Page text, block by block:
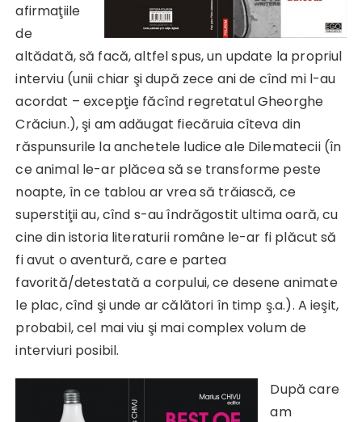
afirmaţiile
de
altădată, să facă, altfel spus, un update la propriul
interviu (unii chiar şi după zece ani de cînd mi l-au
acordat – excepţie făcînd regretatul Gheorghe
Crăciun.), şi am adăugat fiecăruia cîteva din
răspunsurile la anchetele ludice ale Dilematecii (în
ce animal le-ar plăcea să se transforme peste
noapte, în ce tablou ar vrea să trăiască, ce
superstiţii au, cînd s-au îndrăgostit ultima oară, cu
cine din istoria literaturii române le-ar fi plăcut să
fi avut o aventură, care e partea
favorită/detestată a corpului, ce desene animate
le plac, cînd şi unde ar călători în timp ş.a.). A ieşit,
probabil, cel mai viu şi mai complex volum de
interviuri posibil.
După care
am